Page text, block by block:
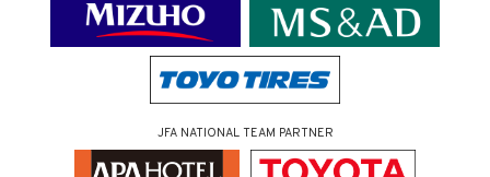
JFA NATIONAL TEAM PARTNER